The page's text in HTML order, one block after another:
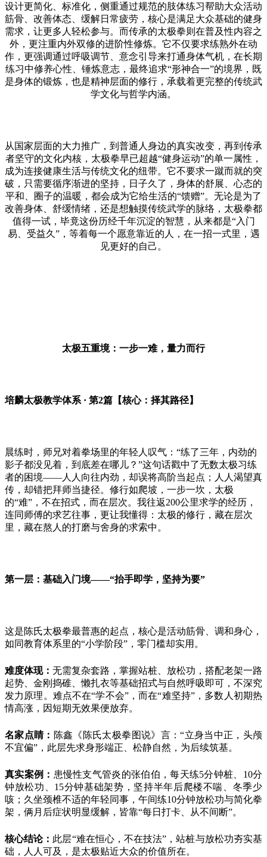
设计更简化、标准化，侧重通过规范的肢体练习帮助大众活动
筋骨、改善体态、缓解日常疲劳，核心是满足大众基础的健身
需求，让更多人轻松参与。而传承的太极拳则在普及性内容之
外，更注重内外双修的进阶性修炼。它不仅要求练熟外在动
作，更强调通过呼吸调节、意念引导来打通身体气机，在长期
练习中修养心性、锤炼意志，最终追求“形神合一”的境界，既
是身体的锻炼，也是精神层面的修行，承载着更完整的传统武
学文化与哲学内涵。
从国家层面的大力推广，到普通人身边的真实改变，再到传承
者坚守的文化内核，太极拳早已超越“健身运动”的单一属性，
成为连接健康生活与传统文化的纽带。它不要求一蹴而就的突
破，只需要循序渐进的坚持，日子久了，身体的舒展、心态的
平和、圈子的温暖，都会成为它给生活的“馈赠”。无论是为了
改善身体、舒缓情绪，还是想触摸传统武学的脉络，太极拳都
值得一试，毕竟这份历经千年沉淀的智慧，从来都是“入门
易、受益久”，等着每一个愿意靠近的人，在一招一式里，遇
见更好的自己。
太极五重境：一步一难，量力而行
培麟太极教学体系 · 第2篇【核心：择其路径】
晨练时，师兄对着拳场里的年轻人叹气： “练了三年，内劲的
影子都没见着，到底差在哪儿？”这句话戳中了无数太极习练
者的困境——人人向往内劲，却误将高阶当起点；人人渴望真
传，却错把拜师当捷径。修行如爬坡，一步一坎，太极
的“难”，不在招式，而在层次。我往返200公里求学的经历，
连同师傅的求艺往事，更让我懂得：太极的修行，藏在层次
里，藏在熬人的打磨与舍身的求索中。
第一层：基础入门境——“抬手即学，坚持为要”
这是陈氏太极拳最普惠的起点，核心是活动筋骨、调和身心，
如同教育体系里的“小学阶段”，零门槛却实用。
难度体现： 无需复杂套路，掌握站桩、放松功，搭配老架一路
起势、金刚捣碓、懒扎衣等基础招式与自然呼吸即可，不深究
发力原理。难点不在“学不会”，而在“难坚持”，多数人初期热
情高涨，因短期无效果便放弃。
名家点睛： 陈鑫《陈氏太极拳图说》言：“立身当中正，头颅
不宜偏”，此层先求身形端正、松静自然，为后续筑基。
真实案例： 患慢性支气管炎的张伯伯，每天练5分钟桩、 10分
钟放松功、 15分钟基础架势，坚持半年后爬楼不喘、冬季少
咳；久坐颈椎不适的年轻同事，午间练10分钟放松功与简化拳
架，俩月后症状明显缓解，皆靠“每日打卡、从不间断”。
核心结论： 此层“难在恒心，不在技法”，站桩与放松功夯实基
础，人人可及，是太极贴近大众的价值所在。